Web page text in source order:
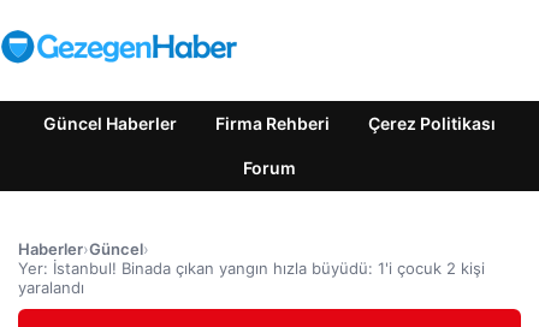
Güncel Haberler Firma Rehberi Çerez Politikası
Forum
Haberler›Güncel›
Yer: İstanbul! Binada çıkan yangın hızla büyüdü: 1'i çocuk 2 kişi
yaralandı